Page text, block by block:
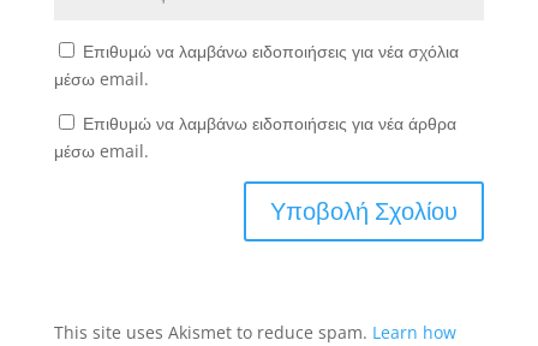
Επιθυμώ να λαμβάνω ειδοποιήσεις για νέα σχόλια
μέσω email.
Επιθυμώ να λαμβάνω ειδοποιήσεις για νέα άρθρα
μέσω email.
This site uses Akismet to reduce spam. Learn how